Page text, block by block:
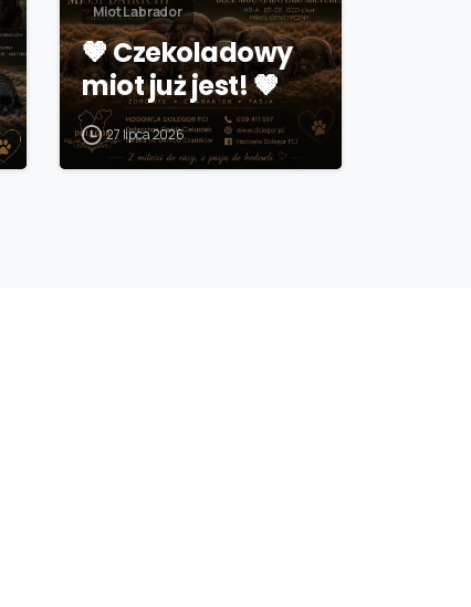
Miot Labrador
🤎 Czekoladowy
miot już jest! 🤎
27 lipca 2026